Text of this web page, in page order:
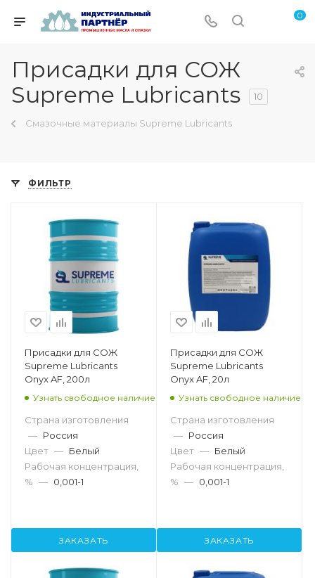
0
Присадки для СОЖ
Supreme Lubricants
10
Смазочные материалы Supreme Lubricants
ФИЛЬТР
Присадки для СОЖ
Supreme Lubricants
Onyx AF, 200л
Узнать свободное наличие
Страна изготовления
— Россия
Цвет — Белый
Рабочая концентрация,
% — 0,001-1
ЗАКАЗАТЬ
Присадки для СОЖ
Supreme Lubricants
Onyx AF, 20л
Узнать свободное наличие
Страна изготовления
— Россия
Цвет — Белый
Рабочая концентрация,
% — 0,001-1
ЗАКАЗАТЬ